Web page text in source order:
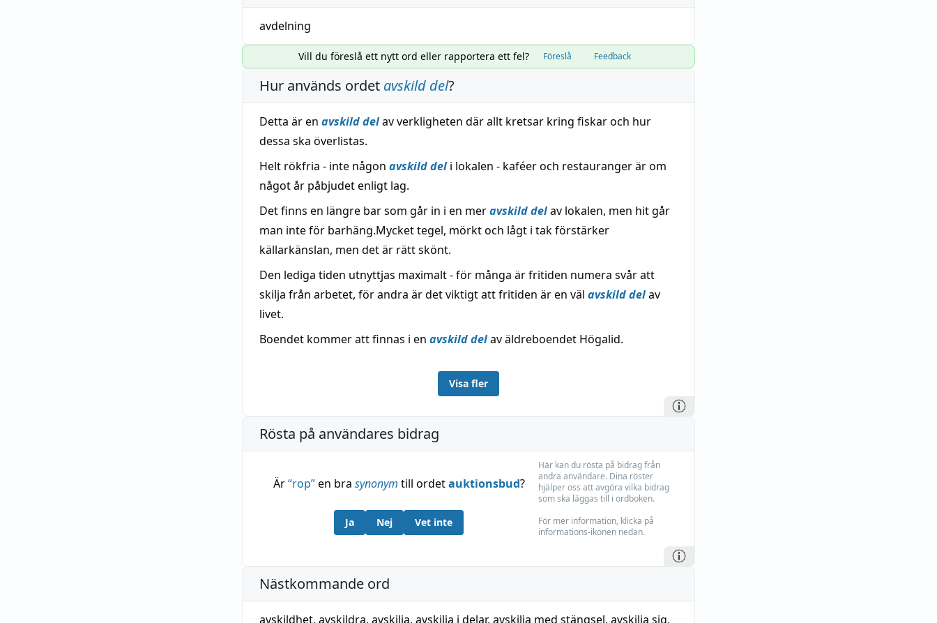
avdelning
Vill du föreslå ett nytt ord eller rapportera ett fel? Föreslå Feedback
Hur används ordet avskild del?
Detta är en avskild delav verkligheten där allt kretsar kring fiskar och hur
dessa ska överlistas.
Helt rökfria - inte någon avskild deli lokalen - kaféer och restauranger är om
något år påbjudet enligt lag.
Det finns en längre bar som går in i en meravskild delav lokalen, men hit går
man inte för barhäng.Mycket tegel, mörkt och lågt i tak förstärker
källarkänslan, men det är rätt skönt.
Den lediga tiden utnyttjas maximalt - för många är fritiden numera svår att
skilja från arbetet, för andra är det viktigt att fritiden är en väl avskild delav
livet.
Boendet kommer att finnas i en avskild delav äldreboendet Högalid.
Visa fler
Rösta på användares bidrag
Är“rop”en bra synonym till ordetauktionsbud?
Ja Nej Vet inte
Här kan du rösta på bidrag från
andra användare. Dina röster
hjälper oss att avgöra vilka bidrag
som ska läggas till i ordboken.
För mer information, klicka på
informations-ikonen nedan.
Nästkommande ord
avskildhet, avskildra, avskilja, avskilja i delar, avskilja med stängsel, avskilja sig,